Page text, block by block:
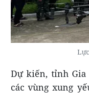
Dự kiến, tỉnh Gia
các vùng xung